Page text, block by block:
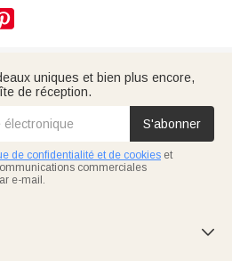
uniques et bien plus encore,
de réception.
S'abonner
de confidentialité et de cookies et
commerciales
e-mail.
